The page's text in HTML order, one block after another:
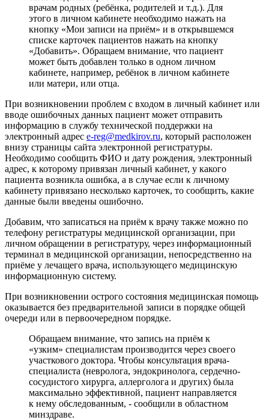
врачам родных (ребёнка, родителей и т.д.). Для
этого в личном кабинете необходимо нажать на
кнопку «Мои записи на приём» и в открывшемся
списке карточек пациентов нажать на кнопку
«Добавить». Обращаем внимание, что пациент
может быть добавлен только в одном личном
кабинете, например, ребёнок в личном кабинете
или матери, или отца.
При возникновении проблем с входом в личный кабинет или
вводе ошибочных данных пациент может отправить
информацию в службу технической поддержки на
электронный адрес e-reg@medkirov.ru, который расположен
внизу страницы сайта электронной регистратуры.
Необходимо сообщить ФИО и дату рождения, электронный
адрес, к которому привязан личный кабинет, у какого
пациента возникла ошибка, а в случае если к личному
кабинету привязано несколько карточек, то сообщить, какие
данные были введены ошибочно.
Добавим, что записаться на приём к врачу также можно по
телефону регистратуры медицинской организации, при
личном обращении в регистратуру, через информационный
терминал в медицинской организации, непосредственно на
приёме у лечащего врача, использующего медицинскую
информационную систему.
При возникновении острого состояния медицинская помощь
оказывается без предварительной записи в порядке общей
очереди или в первоочередном порядке.
Обращаем внимание, что запись на приём к
«узким» специалистам производится через своего
участкового доктора. Чтобы консультация врача-
специалиста (невролога, эндокринолога, сердечно-
сосудистого хирурга, аллерголога и других) была
максимально эффективной, пациент направляется
к нему обследованным, - сообщили в областном
минздраве.